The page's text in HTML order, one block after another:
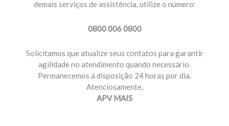
MOTORISTA PROFISSIONAL
Temos planos e preços com diferenciais para você
demais serviços de assistência, utilize o número:
0800 006 0800
Solicitamos que atualize seus contatos para garantir
agilidade no atendimento quando necessário.
Permanecemos à disposição 24 horas por dia.
Atenciosamente,
APV MAIS